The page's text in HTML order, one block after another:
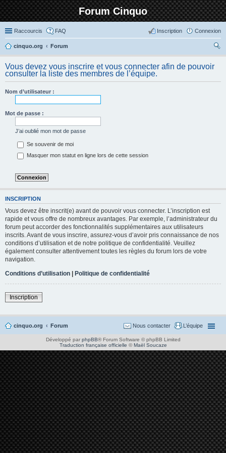
Forum Cinquo
Raccourcis FAQ Connexion
Inscription
cinquo.org
Forum
her
ch
Vous devez vous inscrire et vous connecter afin de pouvoir
consulter la liste des membres de l’équipe.
Nom d’utilisateur :
Mot de passe :
J’ai oublié mon mot de passe
Se souvenir de moi
Masquer mon statut en ligne lors de cette session
INSCRIPTION
Vous devez être inscrit(e) avant de pouvoir vous connecter. L’inscription est
rapide et vous offre de nombreux avantages. Par exemple, l’administrateur du
forum peut accorder des fonctionnalités supplémentaires aux utilisateurs
inscrits. Avant de vous inscrire, assurez-vous d’avoir pris connaissance de nos
conditions d’utilisation et de notre politique de confidentialité. Veuillez
également consulter attentivement toutes les règles du forum lors de votre
navigation.
Conditions d’utilisation | Politique de confidentialité
Inscription
cinquo.org Forum L’équipe
Nous contacter
Développé par phpBB® Forum Software © phpBB Limited
Traduction française officielle ©Maël Soucaze